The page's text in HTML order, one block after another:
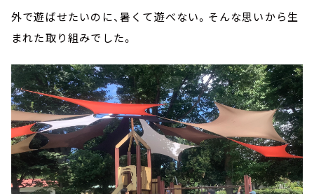
外で遊ばせたいのに、暑くて遊べない。そんな思いから生
まれた取り組みでした。